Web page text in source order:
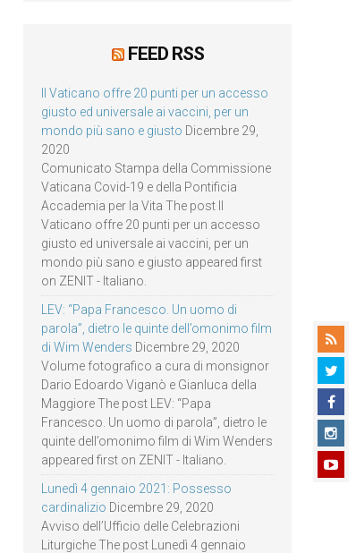
FEED RSS
Il Vaticano offre 20 punti per un accesso
giusto ed universale ai vaccini, per un
mondo più sano e giusto Dicembre 29,
2020
Comunicato Stampa della Commissione
Vaticana Covid-19 e della Pontificia
Accademia per la Vita The post Il
Vaticano offre 20 punti per un accesso
giusto ed universale ai vaccini, per un
mondo più sano e giusto appeared first
on ZENIT - Italiano.
LEV: “Papa Francesco. Un uomo di
parola”, dietro le quinte dell’omonimo film
di Wim Wenders Dicembre 29, 2020
Volume fotografico a cura di monsignor
Dario Edoardo Viganò e Gianluca della
Maggiore The post LEV: “Papa
Francesco. Un uomo di parola”, dietro le
quinte dell’omonimo film di Wim Wenders
appeared first on ZENIT - Italiano.
Lunedì 4 gennaio 2021: Possesso
cardinalizio Dicembre 29, 2020
Avviso dell’Ufficio delle Celebrazioni
Liturgiche The post Lunedì 4 gennaio